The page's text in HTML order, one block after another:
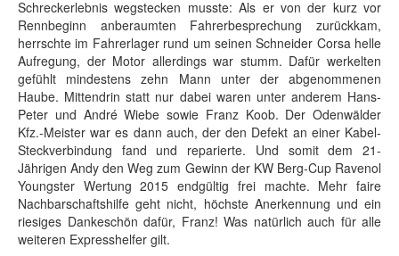
Schreckerlebnis wegstecken musste: Als er von der kurz vor
Rennbeginn anberaumten Fahrerbesprechung zurückkam,
herrschte im Fahrerlager rund um seinen Schneider Corsa helle
Aufregung, der Motor allerdings war stumm. Dafür werkelten
gefühlt mindestens zehn Mann unter der abgenommenen
Haube. Mittendrin statt nur dabei waren unter anderem Hans-
Peter und André Wiebe sowie Franz Koob. Der Odenwälder
Kfz.-Meister war es dann auch, der den Defekt an einer Kabel-
Steckverbindung fand und reparierte. Und somit dem 21-
Jährigen Andy den Weg zum Gewinn der KW Berg-Cup Ravenol
Youngster Wertung 2015 endgültig frei machte. Mehr faire
Nachbarschaftshilfe geht nicht, höchste Anerkennung und ein
riesiges Dankeschön dafür, Franz! Was natürlich auch für alle
weiteren Expresshelfer gilt.